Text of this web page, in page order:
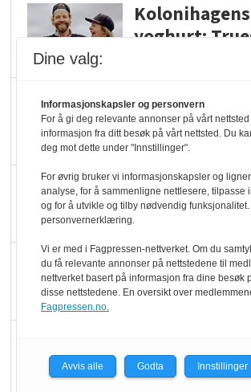
yoghurt:
Marit Kolby
Økologisk
hederspris
Blir enklere å
økologisk i
Kolonihagen
med å få tak i
er klare! Er
Dine valg:
Informasjonskapsler og personvern
For å gi deg relevante annonser på vårt
informasjon fra ditt besøk på vårt nettsted. Du
deg mot dette under "Innstillinger".
For øvrig bruker vi informasjonskapsler og
analyse, for å sammenligne nettlesere, tilpasse
og for å utvikle og tilby nødvendig
personvernerklæring.
Vi er med i Fagpressen-nettverket. Om du
du få relevante annonser på nettstedene til
nettverket basert på informasjon fra dine besøk
disse nettstedene. En oversikt over
Fagpressen.no.
Avvis alle Godta Innstillinger